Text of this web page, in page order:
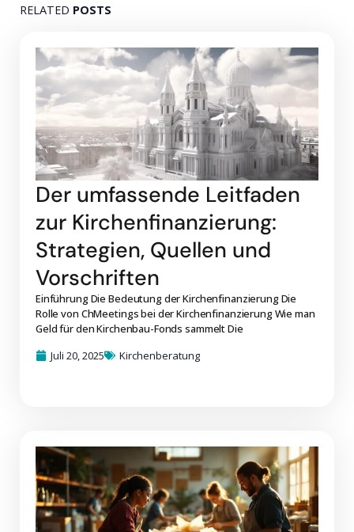
RELATED POSTS
Der umfassende Leitfaden
zur Kirchenfinanzierung:
Strategien, Quellen und
Vorschriften
Einführung Die Bedeutung der Kirchenfinanzierung Die
Rolle von ChMeetings bei der Kirchenfinanzierung Wie man
Geld für den Kirchenbau-Fonds sammelt Die
Juli 20, 2025
Kirchenberatung